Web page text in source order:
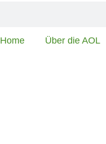
Home
Über die AOL